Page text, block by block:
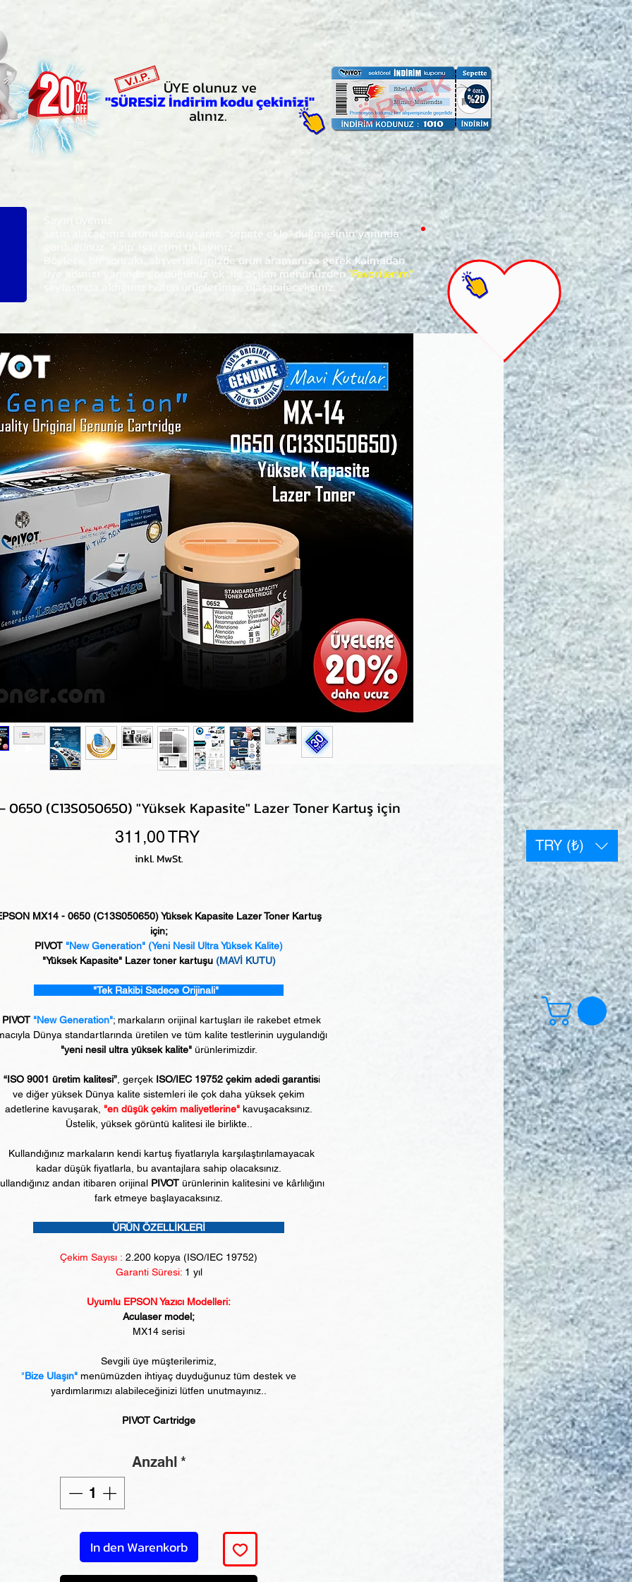
TRY (₺)
ÜYE olunuz ve
"SÜRESİZ İndirim kodu çekinizi"
alınız.
Sayın üyemiz,
satın alacağınız ürünü bulduysanız, "sepete ekle" düğmesinin yanında
gördüğünüz 'kalp' işaretini tıklayınız.
bir sonraki alışverişlerinizde ürün aramanıza gerek kalmadan,
üye adınızı yanında gördüğünüz 'ok' ile açılan menünüzden"Favorilerim"
sayfasında aldığınız bütün ürünlerinize ulaşabileceksiniz.
- 0650 (C13S050650) "Yüksek Kapasite" Lazer Toner Kartuş için
311,00 TRYPreis
inkl. MwSt.
MX14 - 0650 (C13S050650) Yüksek Kapasite Lazer Toner Kartuş
için;
PIVOT "New Generation" (Yeni Nesil Ultra Yüksek Kalite)
"Yüksek Kapasite" Lazer toner kartuşu(MAVİ KUTU)
"Tek Rakibi Sadece Orijinali"
PIVOT "New Generation"; markaların orijinal kartuşları ile rakebet etmek
Dünya standartlarında üretilen ve tüm kalite testlerinin uygulandığı
"yeni nesil ultra yüksek kalite"ürünlerimizdir.
“ISO 9001 üretim kalitesi”, gerçekISO/IEC 19752 çekim adedi garantisi
ve diğer yüksek Dünya kalite sistemleri ile çok daha yüksek çekim
adetlerine kavuşarak, "en düşük çekim maliyetlerine" kavuşacaksınız.
Üstelik, yüksek görüntü kalitesi ile birlikte..
Kullandığınız markaların kendi kartuş fiyatlarıyla karşılaştırılamayacak
kadar düşük fiyatlarla, bu avantajlara sahip olacaksınız.
andan itibaren orijinal PIVOTürünlerinin kalitesini ve kârlılığını
fark etmeye başlayacaksınız.
ÜRÜN ÖZELLİKLERİ
Çekim Sayısı : 2 .200 kopya (ISO/IEC 19752)
Garanti Süresi:1 yıl
Uyumlu EPSON Yazıcı Modelleri:
Aculaser model;
MX14 serisi
Sevgili üye müşterilerimiz,
"Bize Ulaşın" menümüzden ihtiyaç duyduğunuz tüm destek ve
yardımlarımızı alabileceğinizi lütfen unutmayınız..
PIVOT Cartridge
Anzahl *
In den Warenkorb